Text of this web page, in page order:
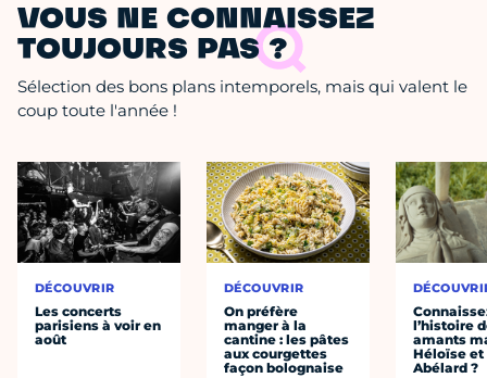
VOUS NE CONNAISSEZ
TOUJOURS PAS ?
Sélection des bons plans intemporels, mais qui valent le
coup toute l'année !
DÉCOUVRIR
Les concerts
parisiens à voir en
août
DÉCOUVRIR
On préfère
manger à la
cantine : les pâtes
aux courgettes
façon bolognaise
l’histoire
amants
Héloïse et
Abélard ?